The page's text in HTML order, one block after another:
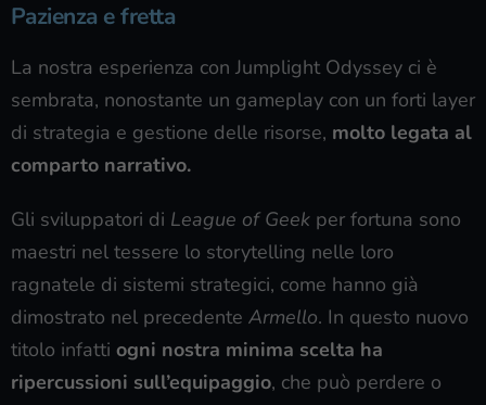
Pazienza e fretta
La nostra esperienza con Jumplight Odyssey ci è
sembrata, nonostante un gameplay con un forti layer
di strategia e gestione delle risorse, molto legata al
comparto narrativo.
Gli sviluppatori di League of Geek per fortuna sono
maestri nel tessere lo storytelling nelle loro
ragnatele di sistemi strategici, come hanno già
dimostrato nel precedente Armello. In questo nuovo
titolo infatti ogni nostra minima scelta ha
ripercussioni sull’equipaggio, che può perdere o